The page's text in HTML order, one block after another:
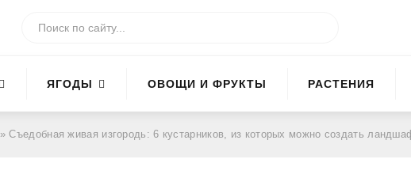
ЯГОДЫ ОВОЩИ И ФРУКТЫ РАСТЕНИЯ
» Съедобная живая изгородь: 6 кустарников, из которых можно создать